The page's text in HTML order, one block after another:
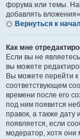
форума или темы.
добавлять
Вернуться к
Как мне
Если вы не
вы можете
Вы можете перейти к
соответствующем
времени после его
под ним появится
правок, а также дату
появляется, если
модератор, хотя они